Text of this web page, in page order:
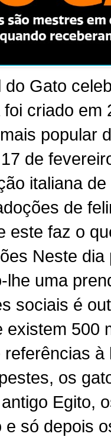
do Gato
criado em
popular
de
italiana
de
este faz o
Neste
lhe uma
sociais é
existem 500
os
Egito,
e só depois